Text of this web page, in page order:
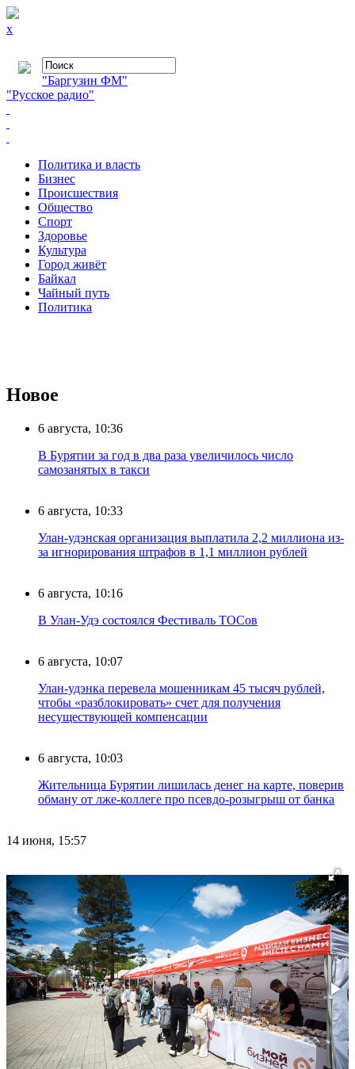
x
"Баргузин ФМ"
"Русское радио"
Политика и власть
Бизнес
Происшествия
Общество
Cпорт
Здоровье
Культура
Город живёт
Байкал
Чайный путь
Политика
Новое
6 августа, 10:36
В Бурятии за год в два раза увеличилось число
самозанятых в такси
6 августа, 10:33
Улан-удэнская организация выплатила 2,2 миллиона из-
за игнорирования штрафов в 1,1 миллион рублей
6 августа, 10:16
В Улан-Удэ состоялся Фестиваль ТОСов
6 августа, 10:07
Улан-удэнка перевела мошенникам 45 тысяч рублей,
чтобы «разблокировать» счет для получения
несуществующей компенсации
6 августа, 10:03
Жительница Бурятии лишилась денег на карте, поверив
обману от лже-коллеге про псевдо-розыгрыш от банка
14 июня, 15:57